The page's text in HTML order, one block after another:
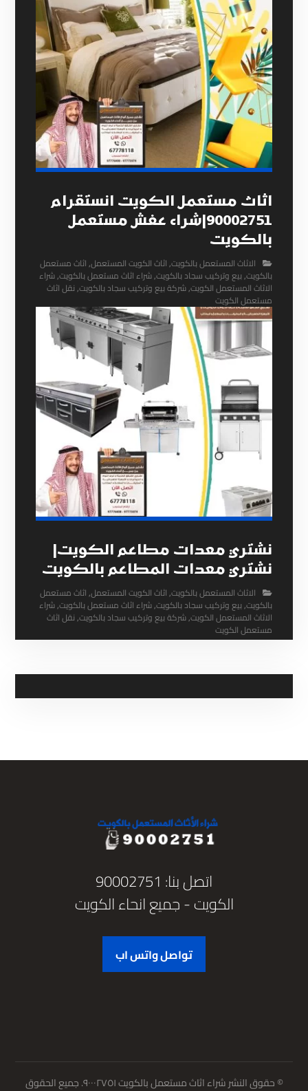
اثاث مستعمل الكويت انستقرام
90002751|شراء عفش مستعمل
بالكويت
الاثاث المستعمل بالكويت,اثاث الكويت المستعمل,اثاث مستعمل
بالكويت,بيع وتركيب سجاد بالكويت,شراء اثاث مستعمل بالكويت,شراء
الاثاث المستعمل الكويت,شركة بيع وتركيب سجاد بالكويت,نقل اثاث
مستعمل الكويت
نشتري معدات مطاعم الكويت|
نشتري معدات المطاعم بالكويت
الاثاث المستعمل بالكويت,اثاث الكويت المستعمل,اثاث مستعمل
بالكويت,بيع وتركيب سجاد بالكويت,شراء اثاث مستعمل بالكويت,شراء
الاثاث المستعمل الكويت,شركة بيع وتركيب سجاد بالكويت,نقل اثاث
مستعمل الكويت
اتصل بنا: 90002751
الكويت - جميع انحاء الكويت
تواصل واتس اب
© حقوق النشر شراء اثاث مستعمل بالكويت ٩٠٠٠٢٧٥١. جميع الحقوق